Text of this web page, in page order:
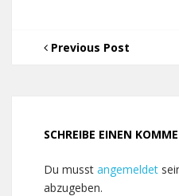
Previous Post
SCHREIBE EINEN
Du musst angemeldet
abzugeben.